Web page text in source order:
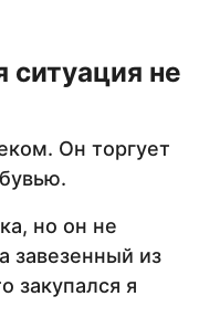
не
Он торгует
но он не
завезенный из
закупался я